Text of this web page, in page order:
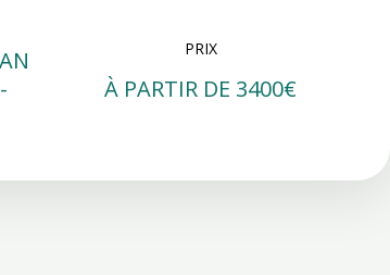
PRIX
À PARTIR DE 3400€